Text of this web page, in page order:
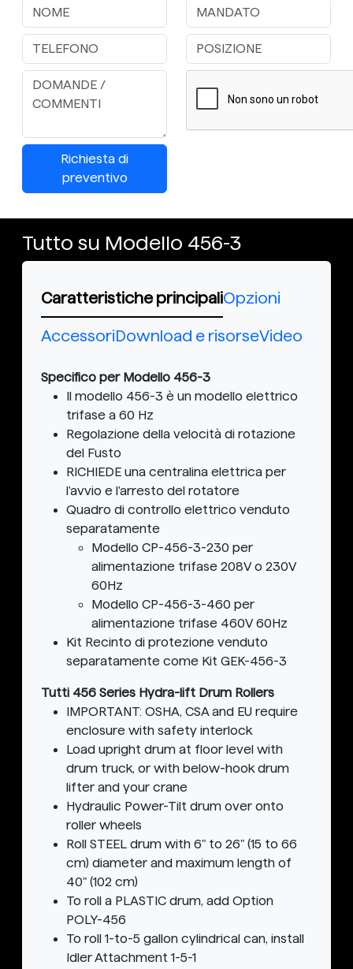
Richiesta di
preventivo
Tutto su Modello 456-3
Caratteristiche principaliOpzioni
AccessoriDownload e risorseVideo
Specifico per Modello 456-3
Il modello 456-3 è un modello elettrico
trifase a 60 Hz
Regolazione della velocità di rotazione
del Fusto
RICHIEDE una centralina elettrica per
l'avvio e l'arresto del rotatore
Quadro di controllo elettrico venduto
separatamente
Modello CP-456-3-230 per
alimentazione trifase 208V o 230V
60Hz
Modello CP-456-3-460 per
alimentazione trifase 460V 60Hz
Kit Recinto di protezione venduto
separatamente come Kit GEK-456-3
Tutti 456 Series Hydra-lift Drum Rollers
IMPORTANT: OSHA, CSA and EU require
enclosure with safety interlock
Load upright drum at floor level with
drum truck, or with below-hook drum
lifter and your crane
Hydraulic Power-Tilt drum over onto
roller wheels
Roll STEEL drum with 6" to 26" (15 to 66
cm) diameter and maximum length of
40" (102 cm)
To roll a PLASTIC drum, add Option
POLY-456
To roll 1-to-5 gallon cylindrical can, install
Idler Attachment 1-5-1